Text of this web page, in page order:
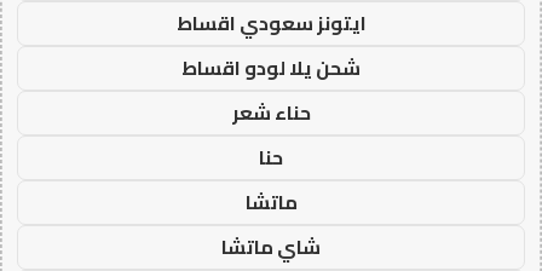
ايتونز سعودي اقساط
شحن يلا لودو اقساط
حناء شعر
حنا
ماتشا
شاي ماتشا